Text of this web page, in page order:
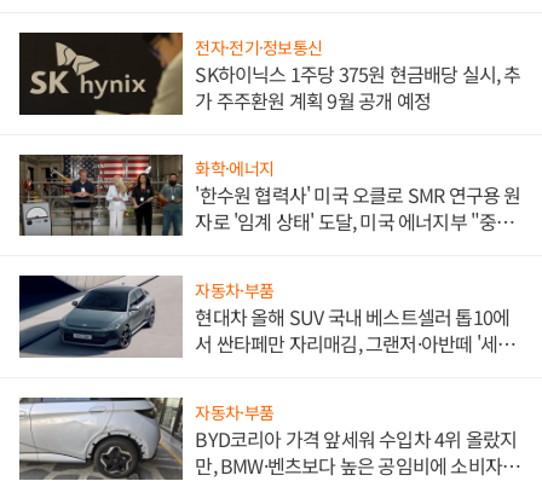
전자·전기·정보통신
SK하이닉스 1주당 375원 현금배당 실시, 추
가 주주환원 계획 9월 공개 예정
화학·에너지
'한수원 협력사' 미국 오클로 SMR 연구용 원
자로 '임계 상태' 도달, 미국 에너지부 "중요
자동차·부품
현대차 올해 SUV 국내 베스트셀러 톱10에
서 싼타페만 자리매김, 그랜저·아반떼 '세단
자동차·부품
BYD코리아 가격 앞세워 수입차 4위 올랐지
만, BMW·벤츠보다 높은 공임비에 소비자